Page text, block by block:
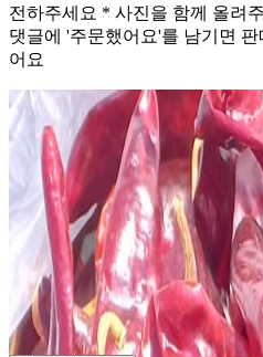
전하주세요 * 사진을 함께 올려
댓글에 '주문했어요'를 남기면
어요